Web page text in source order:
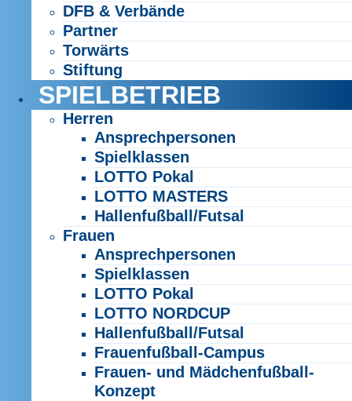
DFB & Verbände
Partner
Torwärts
Stiftung
SPIELBETRIEB
Herren
Ansprechpersonen
Spielklassen
LOTTO Pokal
LOTTO MASTERS
Hallenfußball/Futsal
Frauen
Ansprechpersonen
Spielklassen
LOTTO Pokal
LOTTO NORDCUP
Hallenfußball/Futsal
Frauenfußball-Campus
Frauen- und Mädchenfußball-
Konzept